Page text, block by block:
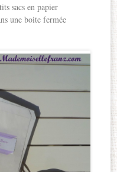
sacs en papier
une boite fermée